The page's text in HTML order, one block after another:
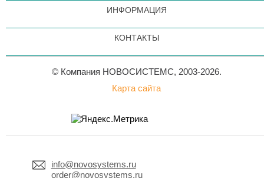
ИНФОРМАЦИЯ
КОНТАКТЫ
© Компания НОВОСИСТЕМС, 2003-2026.
Карта сайта
info@novosystems.ru
order@novosystems.ru